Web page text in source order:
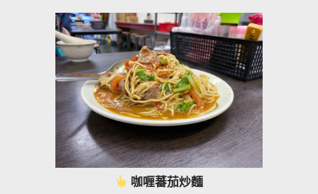
咖喱蕃茄炒麵